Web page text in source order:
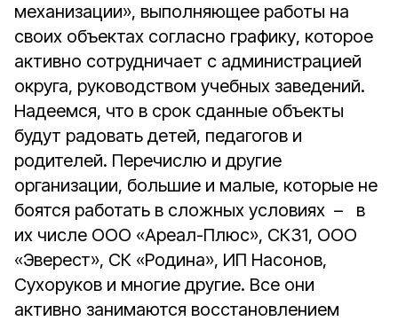
механизации», выполняющее работы на
своих объектах согласно графику, которое
активно сотрудничает с администрацией
округа, руководством учебных заведений.
Надеемся, что в срок сданные объекты
будут радовать детей, педагогов и
родителей. Перечислю и другие
организации, большие и малые, которые не
боятся работать в сложных условиях – в
их числе ООО «Ареал-Плюс», СК31, ООО
«Эверест», СК «Родина», ИП Насонов,
Сухоруков и многие другие. Все они
активно занимаются восстановлением